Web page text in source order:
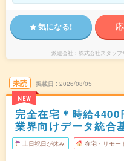
気になる!
派遣会社 株式会社スタッフ
未読
NEW
掲載日 2026/08/05
完全在宅＊時給
業界向けデータ統合
土日祝日が休み 在宅・リモー